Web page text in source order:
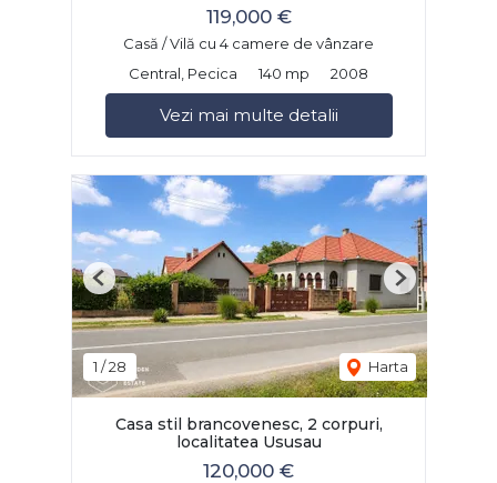
119,000 €
Casă / Vilă cu 4 camere de vânzare
Central, Pecica
140 mp 2008
Vezi mai multe detalii
1 /28 Harta
Previous Next
Casa stil brancovenesc, 2 corpuri,
localitatea Ususau
120,000 €